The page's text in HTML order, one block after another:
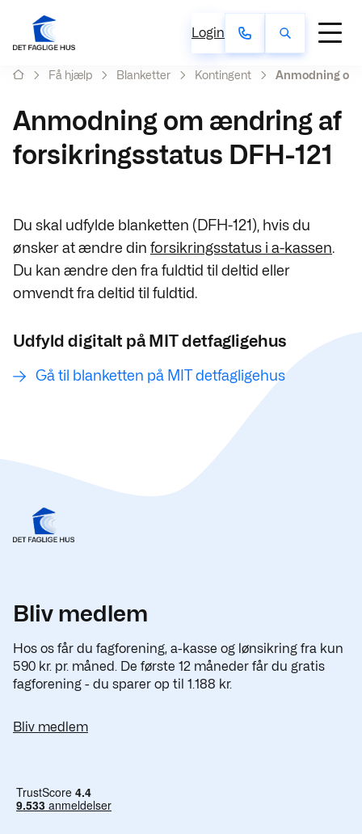
Login
Få hjælp Blanketter Kontingent Anmodning
Anmodning om ændring af
forsikringsstatus DFH-121
Du skal udfylde blanketten (DFH-121), hvis du
ønsker atændre din forsikringsstatus i a-kassen.
Du kan ændre den fra fuldtid til deltid eller
omvendt fra deltid til fuldtid.
Udfyld digitalt på MIT detfagligehus
Gå til blanketten på MIT detfagligehus
Bliv medlem
Hos os får du fagforening, a-kasse og lønsikring fra kun
590 kr. pr. måned. De første 12 måneder får du gratis
fagforening - du sparer op til 1.188 kr.
Bliv medlem